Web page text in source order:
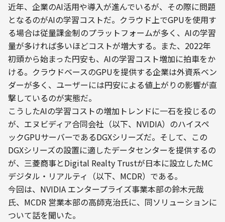
近年、企業のAI活用や導入が進んでいるが、その際に問題
となるのがAIの学習コストだ。クラウド上でGPUを使用す
る場合は従量課金制のプラットフォームが多く、AIの学習
量が多ければ多いほどコストが増大する。また、2022年
初頭から始まった円安も、AIの学習コスト増加に拍車をか
ける。クラウドベースのGPUを提供する企業は外資系ベン
ダーが多く、ユーザーには円安による値上がりの影響が直
撃しているのが実態だ。
こうしたAIの学習コストの増加トレンドに一石を投じるの
が、エヌビディア合同会社（以下、NVIDIA）のハイスペ
ックGPUサーバーであるDGXシリーズだ。そして、この
DGXシリーズの設置に適したデータセンターを提供するの
が、三菱商事とDigital Realty Trustが日本に設立したMC
デジタル・リアルティ（以下、MCDR）である。
今回は、NVIDIA エンタープライズ事業本部の鈴木元哉
氏、MCDR 営業本部の高師克治氏に、同ソリューションに
ついて話を聞いた。